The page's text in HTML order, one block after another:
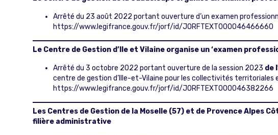
Arrêté du 23 août 2022 portant ouverture d’un examen
https://www.legifrance.gouv.fr/jorf/id/JORFTEXT000046466660
Le Centre de Gestion d’Ile et Vilaine organise un ‘examen
Arrêté du 3 octobre 2022 portant ouverture de la session 2023 de
centre de gestion d’Ille-et-Vilaine pour les collectivités
https://www.legifrance.gouv.fr/jorf/id/JORFTEXT000046382266
Les Centres de Gestion de la Moselle (57) et de Provence Alpes
filière administrative